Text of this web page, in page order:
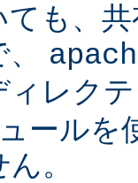
ても、
ィレク
ールを
。